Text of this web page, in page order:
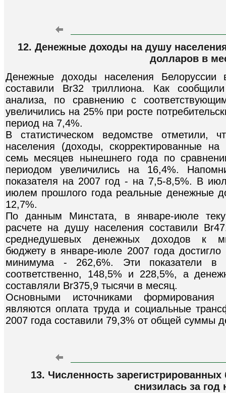
12. Денежные доходы на душу
долларов в
Денежные доходы населения
составили Br32 триллиона. Как
анализа, по сравнению с
увеличились на 25% при росте
период на 7,4%.
В статистическом ведомстве отметили,
населения (доходы, скорректированные на
семь месяцев нынешнего года по
периодом увеличились на 16,4%.
показателя на 2007 год - на 7,5-8,5%. В
июлем прошлого года реальные денежные
12,7%.
По данным Минстата, в январе-июле
расчете на душу населения составили
среднедушевых денежных доходов к
бюджету в январе-июле 2007 года
минимума - 262,6%. Эти показатели в
соответственно, 148,5% и 228,5%, а
составляли Br375,9 тысячи в месяц.
Основными источниками
являются оплата труда и социальные
2007 года составили 79,3% от общей суммы
13. Численность
снизилась за год